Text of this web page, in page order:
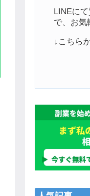
LINEに
で、お気
↓こちら